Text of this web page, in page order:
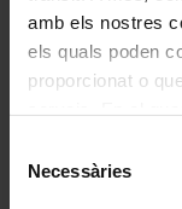
amb els nostres
els quals poden
proporcionat o
"Permetre la
Necessàries
Nom*
Correu electrònic